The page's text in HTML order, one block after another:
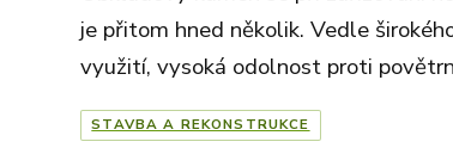
je přitom hned několik. Vedle
využití, vysoká odolnost proti
STAVBA A REKONSTRUKCE